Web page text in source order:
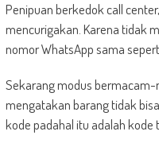
Penipuan berkedok call
mencurigakan. Karena tidak
nomor WhatsApp sama
Sekarang modus
mengatakan barang tidak
kode padahal itu adalah kode